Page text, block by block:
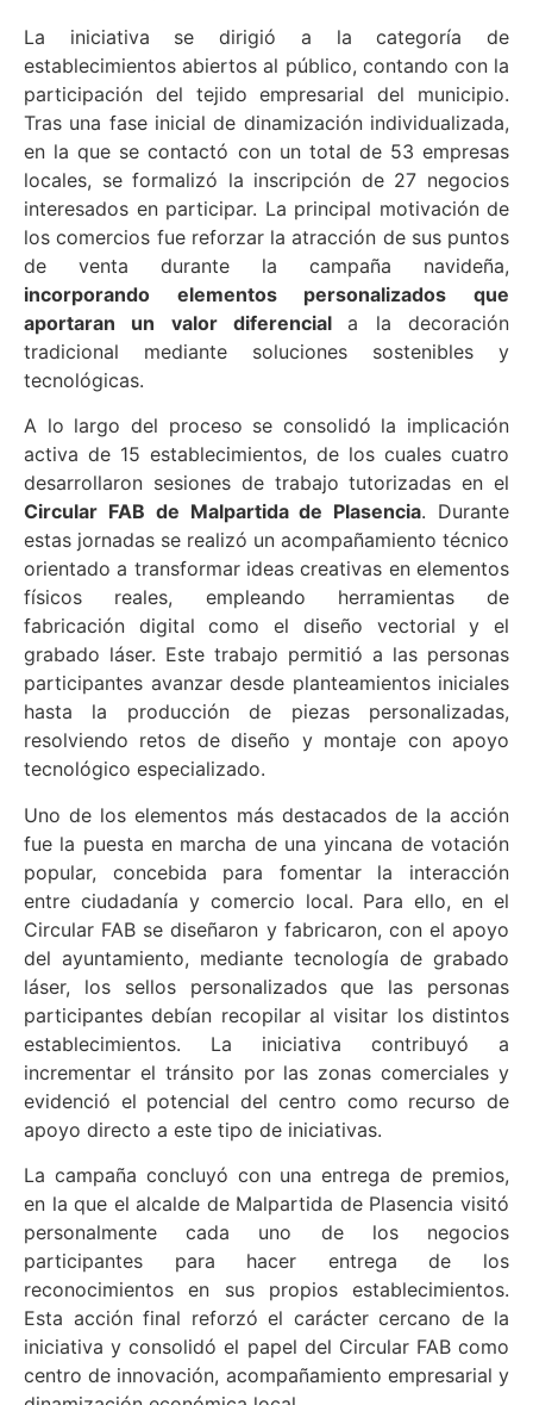
La iniciativa se dirigió a la categoría de
establecimientos abiertos al público, contando con la
participación del tejido empresarial del municipio.
Tras una fase inicial de dinamización individualizada,
en la que se contactó con un total de 53 empresas
locales, se formalizó la inscripción de 27 negocios
interesados en participar. La principal motivación de
los comercios fue reforzar la atracción de sus puntos
de venta durante la campaña navideña,
incorporando elementos personalizados que
aportaran un valor diferenciala la decoración
tradicional mediante soluciones sostenibles y
tecnológicas.
A lo largo del proceso se consolidó la implicación
activa de 15 establecimientos, de los cuales cuatro
desarrollaron sesiones de trabajo tutorizadas en el
Circular FAB de Malpartida de Plasencia. Durante
estas jornadas se realizó un acompañamiento técnico
orientado a transformar ideas creativas en elementos
físicos reales, empleando herramientas de
fabricación digital como el diseño vectorial y el
grabado láser. Este trabajo permitió a las personas
participantes avanzar desde planteamientos iniciales
hasta la producción de piezas personalizadas,
resolviendo retos de diseño y montaje con apoyo
tecnológico especializado.
Uno de los elementos más destacados de la acción
fue la puesta en marcha de una yincana de votación
popular, concebida para fomentar la interacción
entre ciudadanía y comercio local. Para ello, en el
Circular FAB se diseñaron y fabricaron, con el apoyo
del ayuntamiento, mediante tecnología de grabado
láser, los sellos personalizados que las personas
participantes debían recopilar al visitar los distintos
establecimientos. La iniciativa contribuyó a
incrementar el tránsito por las zonas comerciales y
evidenció el potencial del centro como recurso de
apoyo directo a este tipo de iniciativas.
La campaña concluyó con una entrega de premios,
en la que el alcalde de Malpartida de Plasencia visitó
personalmente cada uno de los negocios
participantes para hacer entrega de los
reconocimientos en sus propios establecimientos.
Esta acción final reforzó el carácter cercano de la
iniciativa y consolidó el papel del Circular FAB como
centro de innovación, acompañamiento empresarial y